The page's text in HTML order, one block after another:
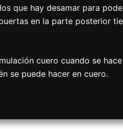
que hay desamar para
en la parte posterior
cuero cuando se
se puede hacer en cuero.